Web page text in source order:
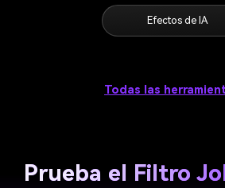
Efectos de IA
Todas las
Prueba el Filtro